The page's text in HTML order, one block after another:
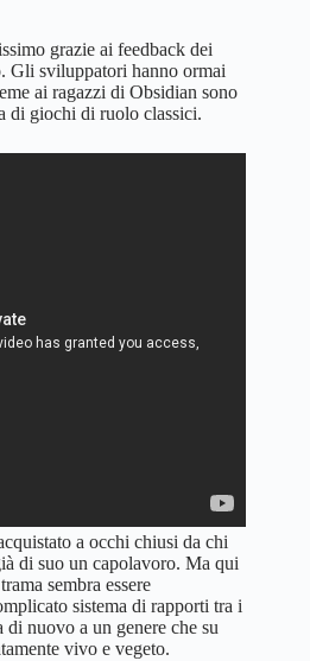
grazie ai feedback dei
Gli sviluppatori hanno ormai
ai ragazzi di Obsidian sono
di giochi di ruolo classici.
a occhi chiusi da chi
di suo un capolavoro. Ma qui
sembra essere
sistema di rapporti tra i
di nuovo a un genere che su
vivo e vegeto.